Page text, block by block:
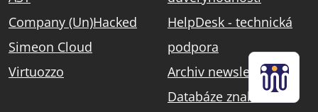
Company (Un)Hacked
Simeon Cloud
Virtuozzo
HelpDesk - technická
podpora
Archiv newsletterů
Databáze znalostí